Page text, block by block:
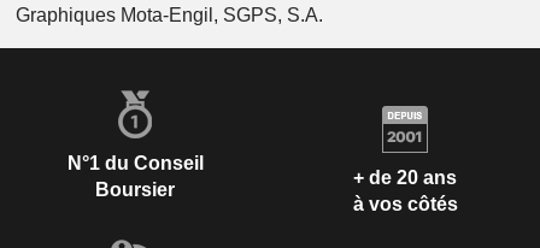
Graphiques Mota-Engil, SGPS, S.A.
N°1 du Conseil
Boursier
+ de 20 ans
à vos côtés